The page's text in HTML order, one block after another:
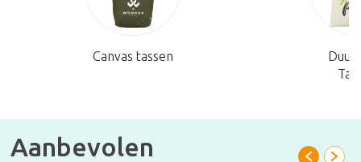
Canvas tassen
Aanbevolen